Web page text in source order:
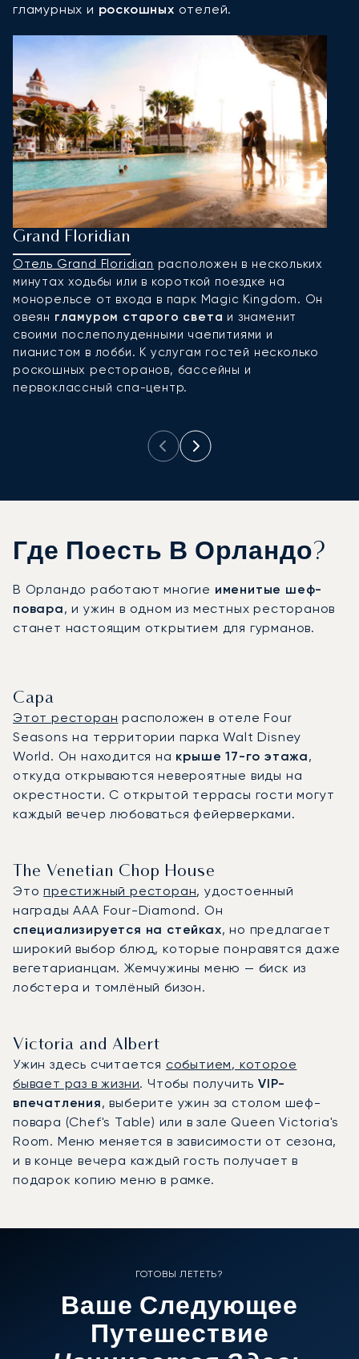
гламурных и роскошных отелей.
Grand Floridian
Отель Grand Floridian расположен в нескольких
минутах ходьбы или в короткой поездке на
монорельсе от входа в парк Magic Kingdom. Он
овеян гламуром старого света и знаменит
своими послеполуденными чаепитиями и
пианистом в лобби. К услугам гостей несколько
роскошных ресторанов, бассейны и
первоклассный спа-центр.
Где Поесть В Орландо?
В Орландо работают многие именитые шеф-
повара, и ужин в одном из местных ресторанов
станет настоящим открытием для гурманов.
Capa
Этот ресторан расположен в отеле Four
Seasons на территории парка Walt Disney
World. Он находится на крыше 17-го этажа,
откуда открываются невероятные виды на
окрестности. С открытой террасы гости могут
каждый вечер любоваться фейерверками.
The Venetian Chop House
Этопрестижный ресторан, удостоенный
награды AAA Four-Diamond. Он
специализируется на стейках, но предлагает
широкий выбор блюд, которые понравятся даже
вегетарианцам. Жемчужины меню — биск из
лобстера и томлёный бизон.
Victoria and Albert
Ужин здесь считается событием, которое
бывает раз в жизни. Чтобы получитьVIP-
впечатления, выберите ужин за столом шеф-
повара (Chef's Table) или в зале Queen Victoria's
Room. Меню меняется в зависимости от сезона,
и в конце вечера каждый гость получает в
подарок копию меню в рамке.
ГОТОВЫ ЛЕТЕТЬ?
Ваше Следующее
Путешествие